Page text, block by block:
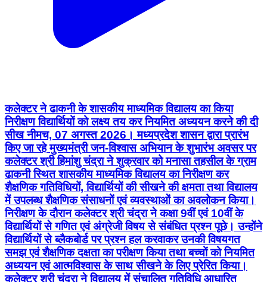
कलेक्टर ने ढाकनी के शासकीय माध्यमिक विद्यालय का किया
निरीक्षण विद्यार्थियों को लक्ष्य तय कर नियमित अध्ययन करने की दी
सीख नीमच, 07 अगस्त 2026। मध्यप्रदेश शासन द्वारा प्रारंभ
किए जा रहे मुख्यमंत्री जन-विश्वास अभियान के शुभारंभ अवसर पर
कलेक्टर श्री हिमांशु चंद्रा ने शुक्रवार को मनासा तहसील के ग्राम
ढाकनी स्थित शासकीय माध्यमिक विद्यालय का निरीक्षण कर
शैक्षणिक गतिविधियों, विद्यार्थियों की सीखने की क्षमता तथा विद्यालय
में उपलब्ध शैक्षणिक संसाधनों एवं व्यवस्थाओं का अवलोकन किया।
निरीक्षण के दौरान कलेक्टर श्री चंद्रा ने कक्षा 9वीं एवं 10वीं के
विद्यार्थियों से गणित एवं अंग्रेजी विषय से संबंधित प्रश्न पूछे। उन्होंने
विद्यार्थियों से ब्लैकबोर्ड पर प्रश्न हल करवाकर उनकी विषयगत
समझ एवं शैक्षणिक दक्षता का परीक्षण किया तथा बच्चों को नियमित
अध्ययन एवं आत्मविश्वास के साथ सीखने के लिए प्रेरित किया।
कलेक्टर श्री चंद्रा ने विद्यालय में संचालित गतिविधि आधारित